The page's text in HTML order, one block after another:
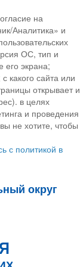
на
Аналитика» и
ОС, тип и
его экрана;
какого сайта или
открывает и
в целях
и проведения
не хотите, чтобы
с политикой в